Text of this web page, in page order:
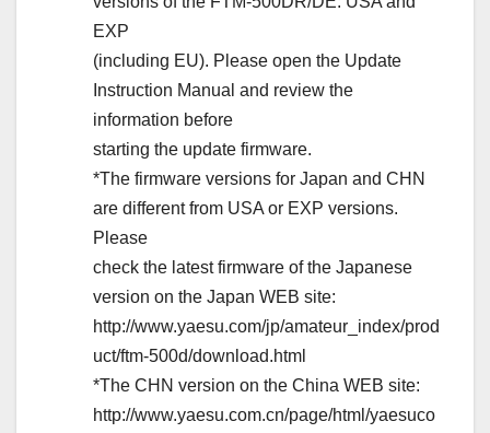
EXP
(including EU). Please open the Update
Instruction Manual and review the
information before
starting the update firmware.
*The firmware versions for Japan and CHN
are different from USA or EXP versions.
Please
check the latest firmware of the Japanese
version on the Japan WEB site:
http://www.yaesu.com/jp/amateur_index/prod
uct/ftm-500d/download.html
*The CHN version on the China WEB site:
http://www.yaesu.com.cn/page/html/yaesuco